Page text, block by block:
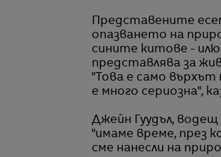
Представените
опазването на
сините китове -
представлява за
"Това е само върхът
е много сериозна",
Джейн Гуудъл,
"имаме време, през
сме нанесли на